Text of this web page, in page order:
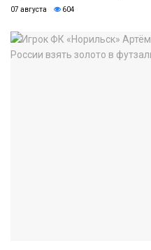
07 августа 604